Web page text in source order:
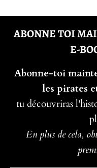
ABONNE TOI
E-
Abonne-toi
les pirates
tu découvriras
En plus de cela,